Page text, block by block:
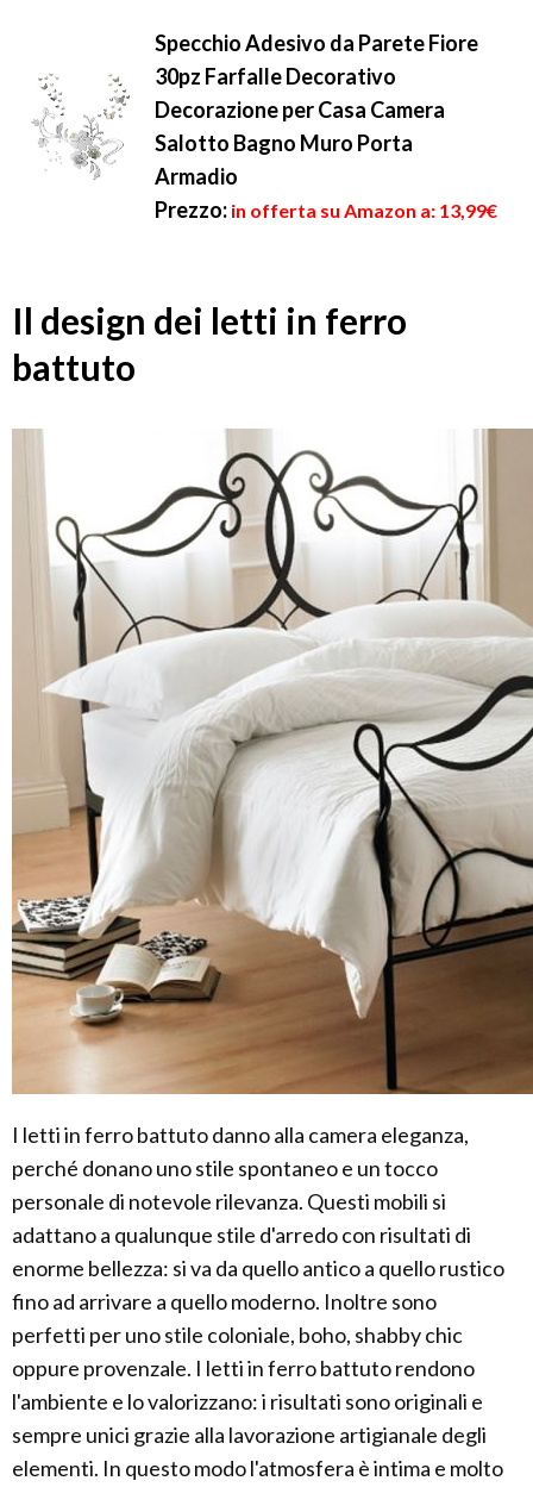
Specchio Adesivo da Parete Fiore
30pz Farfalle Decorativo
Decorazione per Casa Camera
Salotto Bagno Muro Porta
Armadio
Prezzo: in offerta su Amazon a: 13,99€
Il design dei letti in ferro
battuto
I letti in ferro battuto danno alla camera eleganza,
perché donano uno stile spontaneo e un tocco
personale di notevole rilevanza. Questi mobili si
adattano a qualunque stile d'arredo con risultati di
enorme bellezza: si va da quello antico a quello rustico
fino ad arrivare a quello moderno. Inoltre sono
perfetti per uno stile coloniale, boho, shabby chic
oppure provenzale. I letti in ferro battuto rendono
l'ambiente e lo valorizzano: i risultati sono originali e
sempre unici grazie alla lavorazione artigianale degli
elementi. In questo modo l'atmosfera è intima e molto